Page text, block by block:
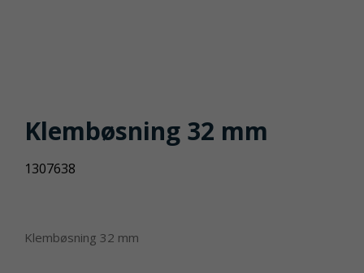
Klembøsning 32 mm
1307638
Klembøsning 32 mm